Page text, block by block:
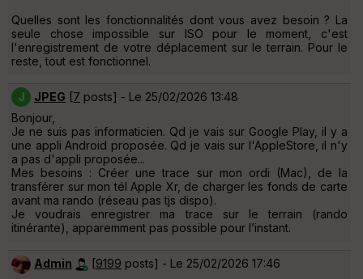
Quelles sont les fonctionnalités dont vous avez besoin ? La
seule chose impossible sur ISO pour le moment, c'est
l'enregistrement de votre déplacement sur le terrain. Pour le
reste, tout est fonctionnel.
J JPEG [7 posts] - Le 25/02/2026 13:48
Bonjour,
Je ne suis pas informaticien. Qd je vais sur Google Play, il y a
une appli Android proposée. Qd je vais sur l'AppleStore, il n'y
a pas d'appli proposée...
Mes besoins : Créer une trace sur mon ordi (Mac), de la
transférer sur mon tél Apple Xr, de charger les fonds de carte
avant ma rando (réseau pas tjs dispo).
Je voudrais enregistrer ma trace sur le terrain (rando
itinérante), apparemment pas possible pour l’instant.
Admin [9199 posts] - Le 25/02/2026 17:46